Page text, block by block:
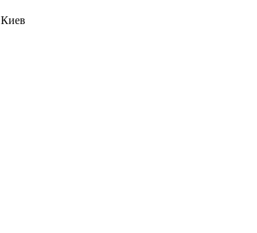
Киев